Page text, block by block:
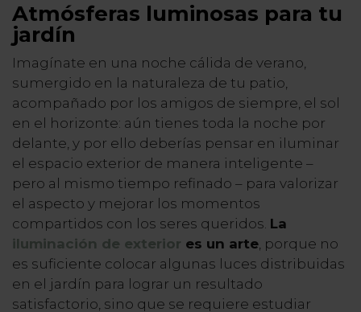
Atmósferas luminosas para tu
jardín
Imagínate en una noche cálida de verano,
sumergido en la naturaleza de tu patio,
acompañado por los amigos de siempre, el sol
en el horizonte: aún tienes toda la noche por
delante, y por ello deberías pensar en iluminar
el espacio exterior de manera inteligente –
pero al mismo tiempo refinado – para valorizar
el aspecto y mejorar los momentos
compartidos con los seres queridos. La
iluminación de exterior es un arte, porque no
es suficiente colocar algunas luces distribuidas
en el jardín para lograr un resultado
satisfactorio, sino que se requiere estudiar